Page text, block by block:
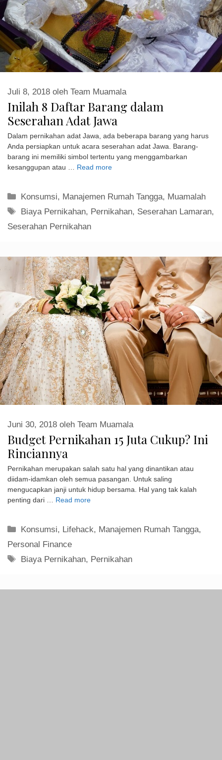
Inilah 8 Daftar Barang dalam
Seserahan Adat Jawa
Juli 8, 2018 oleh Team Muamala
Dalam pernikahan adat Jawa, ada beberapa barang yang harus
Anda persiapkan untuk acara seserahan adat Jawa. Barang-
barang ini memiliki simbol tertentu yang menggambarkan
kesanggupan atau …
Read more
Kategori
Konsumsi, Manajemen Rumah Tangga, Muamalah
Tag
Biaya Pernikahan, Pernikahan, Seserahan Lamaran,
Seserahan Pernikahan
Budget Pernikahan 15 Juta Cukup? Ini
Rinciannya
Juni 30, 2018 oleh Team Muamala
Pernikahan merupakan salah satu hal yang dinantikan atau
diidam-idamkan oleh semua pasangan. Untuk saling
mengucapkan janji untuk hidup bersama. Hal yang tak kalah
penting dari … Read more
Kategori
Konsumsi, Lifehack, Manajemen Rumah Tangga,
Personal Finance
Tag
Biaya Pernikahan, Pernikahan